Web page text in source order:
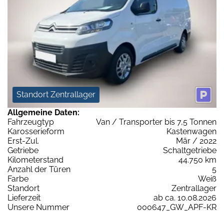
Standort Zentrallager
Allgemeine Daten:
Fahrzeugtyp
Van / Transporter bis 7,5 Tonnen
Karosserieform
Kastenwagen
Erst-Zul.
Mär / 2022
Getriebe
Schaltgetriebe
Kilometerstand
44.750 km
Anzahl der Türen
5
Farbe
Weiß
Standort
Zentrallager
Lieferzeit
ab ca. 10.08.2026
Unsere Nummer
000647_GW_APF-KR